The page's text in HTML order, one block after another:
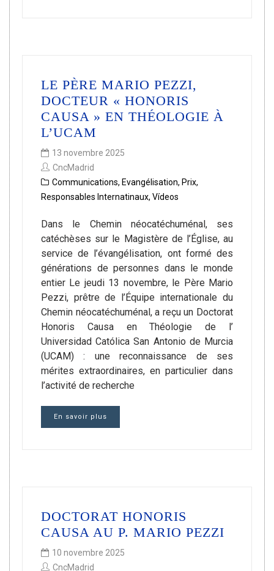
LE PÈRE MARIO PEZZI,
DOCTEUR « HONORIS
CAUSA » EN THÉOLOGIE À
L’UCAM
13 novembre 2025
CncMadrid
Communications, Evangélisation, Prix,
Responsables Internatinaux, Vídeos
Dans le Chemin néocatéchuménal, ses
catéchèses sur le Magistère de l’Église, au
service de l’évangélisation, ont formé des
générations de personnes dans le monde
entier Le jeudi 13 novembre, le Père Mario
Pezzi, prêtre de l’Équipe internationale du
Chemin néocatéchuménal, a reçu un Doctorat
Honoris Causa en Théologie de l’
Universidad Católica San Antonio de Murcia
(UCAM) : une reconnaissance de ses
mérites extraordinaires, en particulier dans
l’activité de recherche
En savoir plus
DOCTORAT HONORIS
CAUSA AU P. MARIO PEZZI
10 novembre 2025
CncMadrid